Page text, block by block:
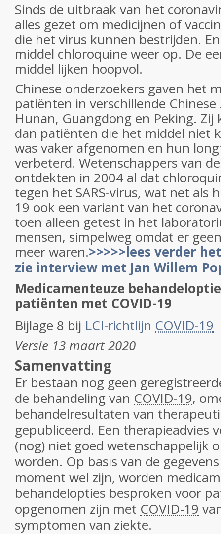
Sinds de uitbraak van het
alles gezet om medicijnen of
die het virus kunnen bestrijden.
middel chloroquine weer op. De
middel lijken hoopvol.
Chinese onderzoekers gaven het
patiënten in verschillende
Hunan, Guangdong en Peking.
dan patiënten die het middel niet
was vaker afgenomen en hun
verbeterd. Wetenschappers van
ontdekten in 2004 al dat
tegen het SARS-virus, wat net als
19 ook een variant van het
toen alleen getest in het
mensen, simpelweg omdat er
meer waren.>>>>>lees verder
zie interview met Jan Willem
Medicamenteuze
patiënten met COVID-19
Bijlage 8 bij LCI-richtlijn COVID-19
Versie 13 maart 2020
Samenvatting
Er bestaan nog geen
de behandeling van COVID-19,
behandelresultaten van
gepubliceerd. Een therapieadvies
(nog) niet goed wetenschappelijk
worden. Op basis van de
moment wel zijn, worden
behandelopties besproken voor
opgenomen zijn met COVID-19
symptomen van ziekte.